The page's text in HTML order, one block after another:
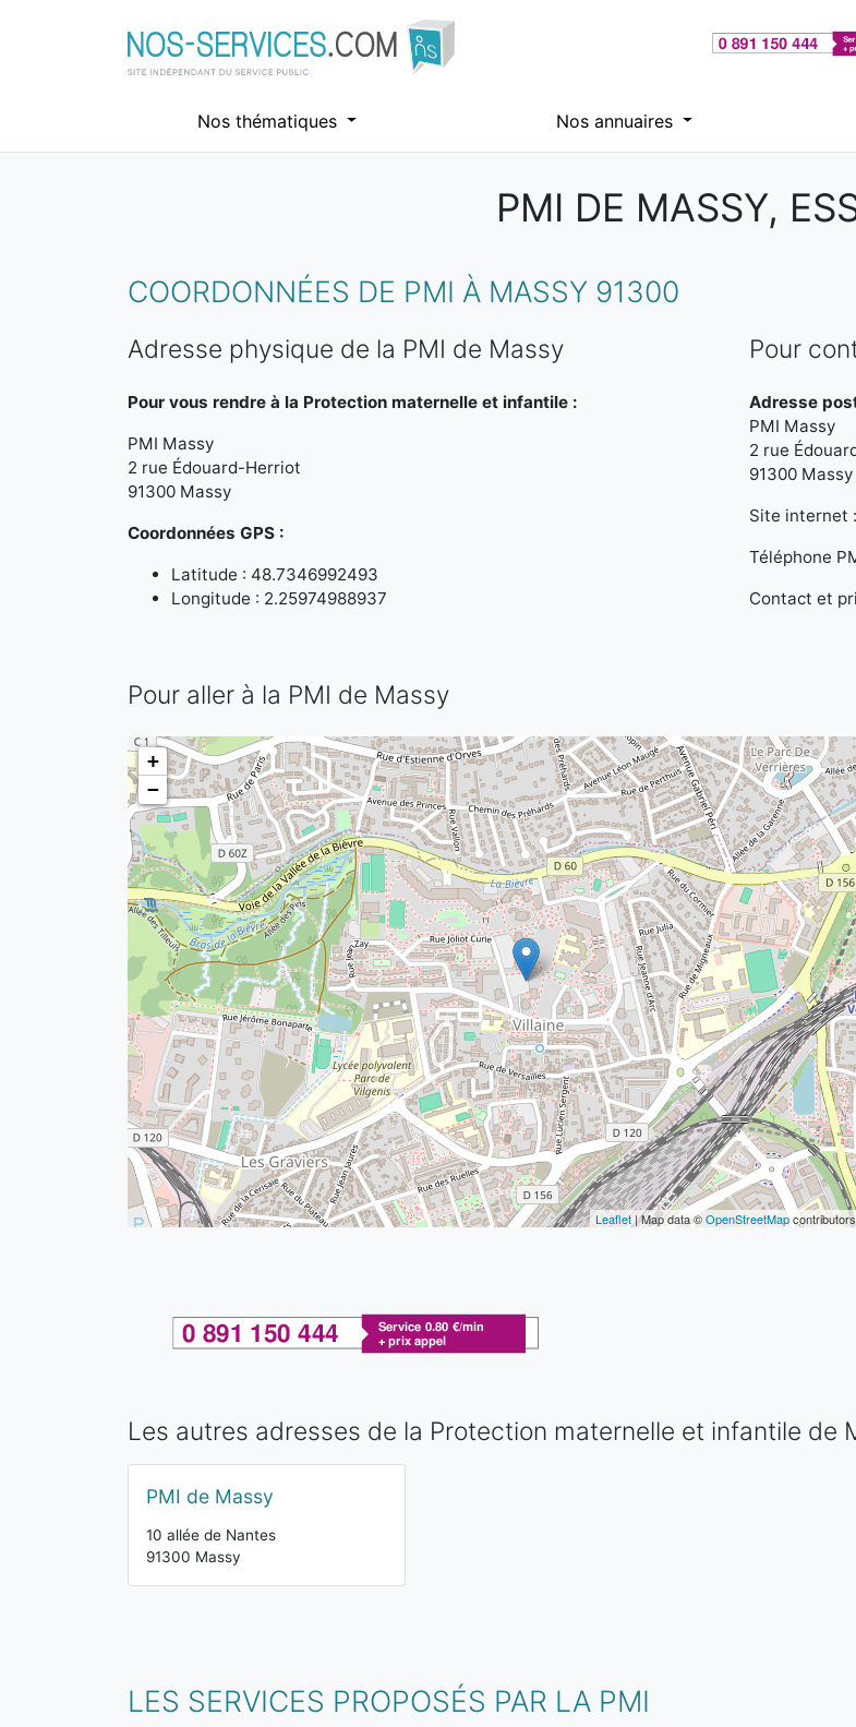
Nos thématiques Nos annuaires
PMI DE MASSY,
COORDONNÉES DE PMI À MASSY 91300
Adresse physique de la PMI de Massy
Pour vous rendre à la Protection maternelle et infantile :
PMI Massy
2 rue Édouard-Herriot
91300 Massy
Coordonnées GPS :
Latitude : 48.7346992493
Longitude : 2.25974988937
Pour
Adresse
PMI Massy
2 rue
91300 Massy
Site internet :
Téléphone
Contact et
Pour aller à la PMI de Massy
+
−
Leaflet| Map data ©OpenStreetMap
Les autres adresses de la Protection maternelle et infantile de
PMI de Massy
10 allée de Nantes
91300 Massy
LES SERVICES PROPOSÉS PAR LA PMI